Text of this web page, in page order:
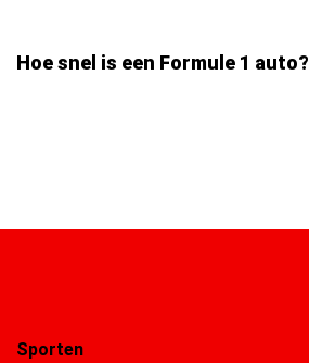
Hoe snel is een Formule 1 auto?
Sporten